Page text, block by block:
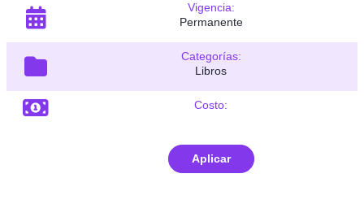
Vigencia:
Permanente
Categorías:
Libros
Costo:
Aplicar